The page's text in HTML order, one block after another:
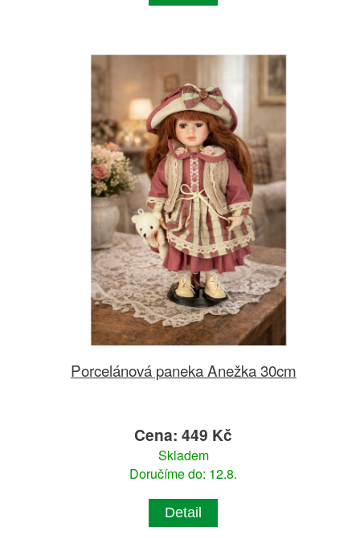
Porcelánová paneka Anežka 30cm
Cena: 449 Kč
Skladem
Doručíme do: 12.8.
Detail